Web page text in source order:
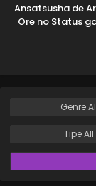
Ansatsusha de
Ore no Status
Genre
TipeAll